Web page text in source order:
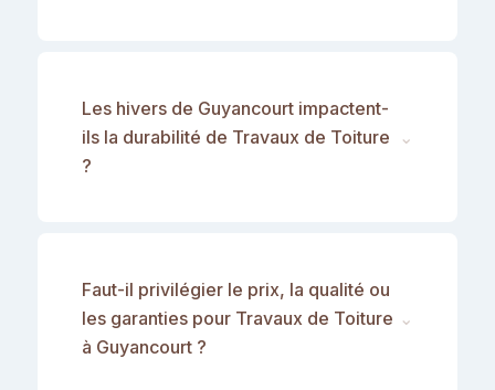
Les hivers de Guyancourt impactent-
ils la durabilité de Travaux de Toiture
?
⌄
Faut-il privilégier le prix, la qualité ou
les garanties pour Travaux de Toiture
à Guyancourt ?
⌄